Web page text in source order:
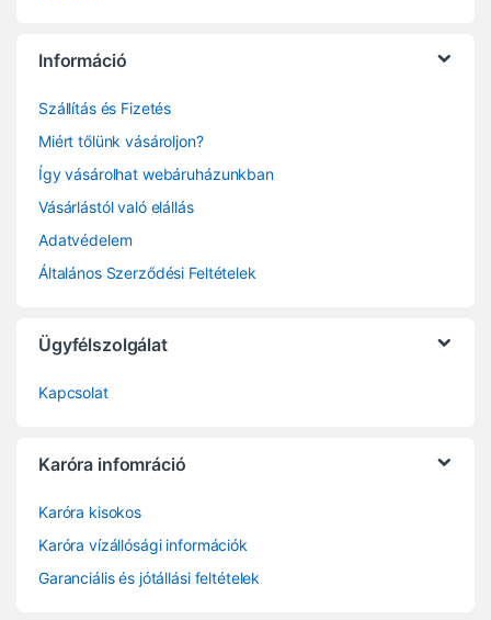
Információ
Szállítás és Fizetés
Miért tőlünk vásároljon?
Így vásárolhat webáruházunkban
Vásárlástól való elállás
Adatvédelem
Általános Szerződési Feltételek
Ügyfélszolgálat
Kapcsolat
Karóra infomráció
Karóra kisokos
Karóra vízállósági információk
Garanciális és jótállási feltételek